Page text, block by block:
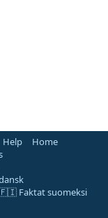
Help
Home
Faktat suomeksi